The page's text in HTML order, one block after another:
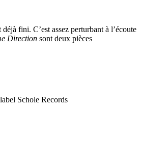
fini. C’est assez perturbant à l’écoute
Direction sont deux pièces
Schole Records